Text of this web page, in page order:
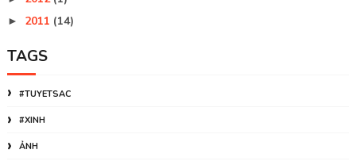
► 2011 (14)
TAGS
#TUYETSAC
#XINH
ẢNH